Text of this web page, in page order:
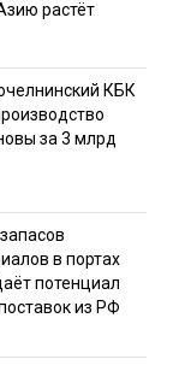
растёт
КБК
за 3 млрд
в портах
потенциал
из РФ